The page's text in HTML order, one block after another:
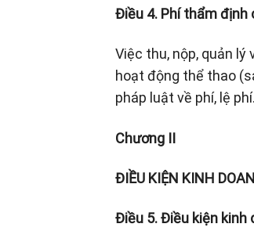
Điều 4. Phí thẩm định
Việc thu, nộp, quản
hoạt động thể thao
pháp luật về phí, lệ phí.
Chương II
ĐIỀU KIỆN KINH
Điều 5. Điều kiện kinh